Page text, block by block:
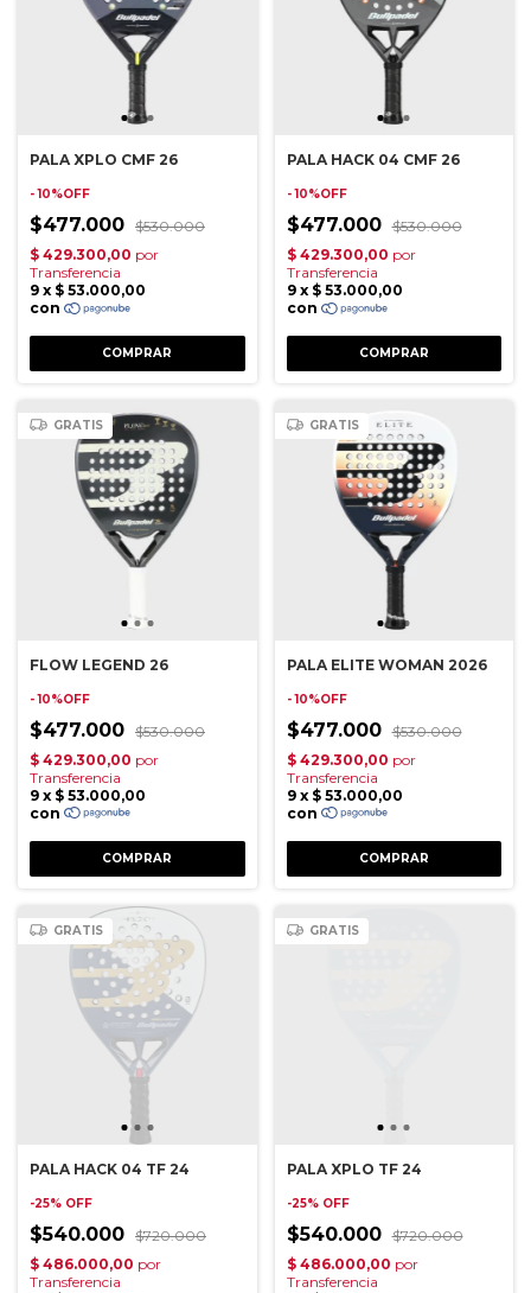
PALA XPLO CMF 26
- 10%OFF
$477.000 $530.000
PALA HACK 04 CMF 26
- 10%OFF
$477.000 $530.000
GRATIS
FLOW LEGEND 26
- 10%OFF
$477.000 $530.000
GRATIS
PALA ELITE WOMAN 2026
- 10%OFF
$477.000 $530.000
GRATIS
PALA HACK 04 TF 24
-25% OFF
$540.000 $720.000
GRATIS
PALA XPLO TF 24
-25% OFF
$540.000 $720.000